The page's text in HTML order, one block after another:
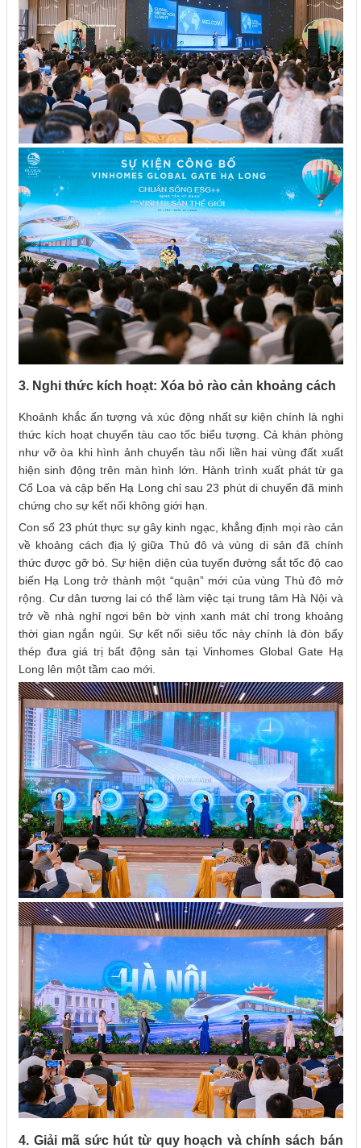
3. Nghi thức kích hoạt: Xóa bỏ rào cản khoảng cách
Khoảnh khắc ấn tượng và xúc động nhất sự kiện chính là nghi
thức kích hoạt chuyến tàu cao tốc biểu tượng. Cả khán phòng
như vỡ òa khi hình ảnh chuyến tàu nối liền hai vùng đất xuất
hiện sinh động trên màn hình lớn. Hành trình xuất phát từ ga
Cổ Loa và cập bến Hạ Long chỉ sau 23 phút di chuyển đã minh
chứng cho sự kết nối không giới hạn.
Con số 23 phút thực sự gây kinh ngạc, khẳng định mọi rào cản
về khoảng cách địa lý giữa Thủ đô và vùng di sản đã chính
thức được gỡ bỏ. Sự hiện diện của tuyến đường sắt tốc độ cao
biến Hạ Long trở thành một “quận” mới của vùng Thủ đô mở
rộng. Cư dân tương lai có thể làm việc tại trung tâm Hà Nội và
trở về nhà nghỉ ngơi bên bờ vịnh xanh mát chỉ trong khoảng
thời gian ngắn ngủi. Sự kết nối siêu tốc này chính là đòn bẩy
thép đưa giá trị bất động sản tại Vinhomes Global Gate Hạ
Long lên một tầm cao mới.
4. Giải mã sức hút từ quy hoạch và chính sách bán